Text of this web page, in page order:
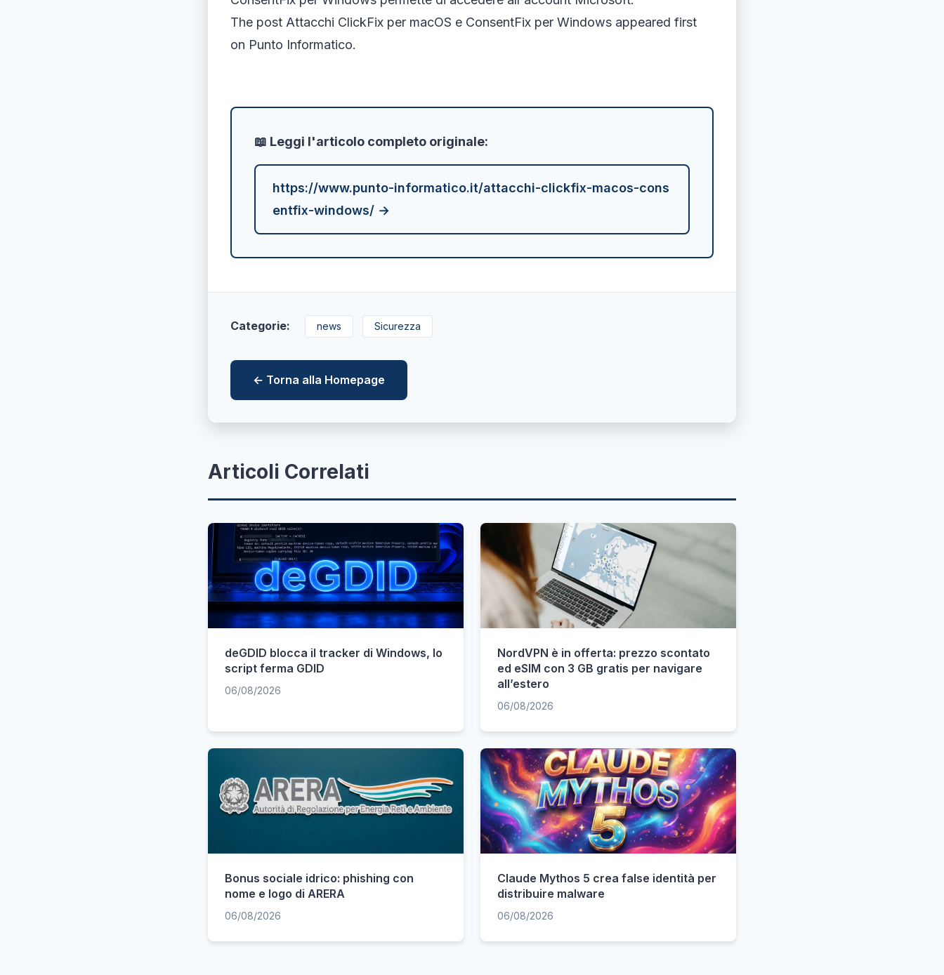
The post Attacchi ClickFix per macOS e ConsentFix per Windows appeared first
on Punto Informatico.
📖 Leggi l'articolo completo originale:
https://www.punto-informatico.it/attacchi-clickfix-macos-cons
entfix-windows/ →
Categorie: news Sicurezza
← Torna alla Homepage
Articoli Correlati
deGDID blocca il tracker di Windows, lo
script ferma GDID
06/08/2026
NordVPN è in offerta: prezzo scontato
ed eSIM con 3 GB gratis per navigare
all’estero
06/08/2026
Bonus sociale idrico: phishing con
nome e logo di ARERA
06/08/2026
Claude Mythos 5 crea false identità per
distribuire malware
06/08/2026